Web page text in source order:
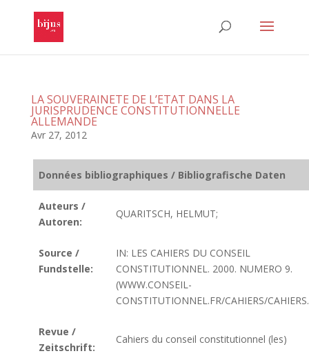
LA SOUVERAINETE DE L’ETAT DANS LA
JURISPRUDENCE CONSTITUTIONNELLE
ALLEMANDE
Avr 27, 2012
Données bibliographiques / Bibliografische Daten
Auteurs /
Autoren:
QUARITSCH, HELMUT;
Source /
Fundstelle:
IN: LES CAHIERS DU CONSEIL
CONSTITUTIONNEL. 2000. NUMERO 9.
(WWW.CONSEIL-
CONSTITUTIONNEL.FR/CAHIERS/
Revue /
Zeitschrift:
Cahiers du conseil constitutionnel (les)